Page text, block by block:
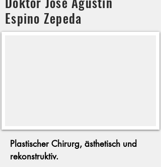
Espino Zepeda
Plastischer Chirurg, ästhetisch und
rekonstruktiv.